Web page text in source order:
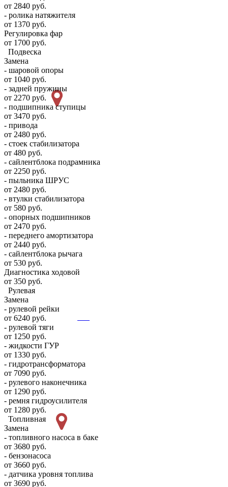
от 2840 руб.
- ролика натяжителя
от 1370 руб.
Регулировка фар
от 1700 руб.
Подвеска
Замена
- шаровой опоры
от 1040 руб.
- задней пружины
от 2270 руб.
- подшипника ступицы
от 3470 руб.
- привода
от 2480 руб.
- стоек стабилизатора
от 480 руб.
- сайлентблока подрамника
от 2250 руб.
- пыльника ШРУС
от 2480 руб.
- втулки стабилизатора
от 580 руб.
- опорных подшипников
от 2470 руб.
- переднего амортизатора
от 2440 руб.
- сайлентблока рычага
от 530 руб.
Диагностика ходовой
от 350 руб.
Рулевая
Замена
- рулевой рейки
от 6240 руб.
- рулевой тяги
от 1250 руб.
- жидкости ГУР
от 1330 руб.
- гидротрансформатора
от 7090 руб.
- рулевого наконечника
от 1290 руб.
- ремня гидроусилителя
от 1280 руб.
Топливная
Замена
- топливного насоса в баке
от 3680 руб.
- бензонасоса
от 3660 руб.
- датчика уровня топлива
от 3690 руб.